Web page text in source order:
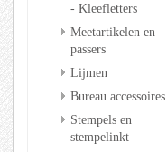
- Kleefletters
Meetartikelen en
passers
Lijmen
Bureau accessoires
Stempels en
stempelinkt